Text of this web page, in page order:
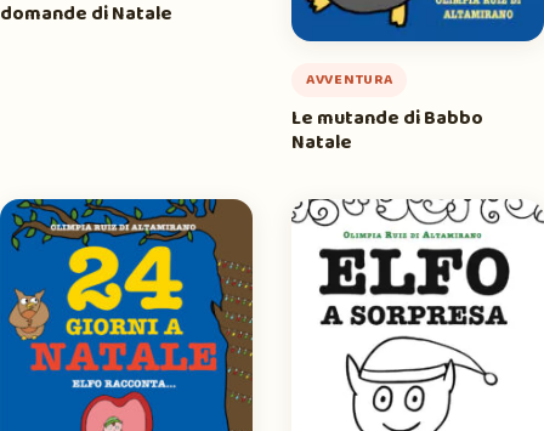
domande di Natale
AVVENTURA
Le mutande di Babbo
Natale